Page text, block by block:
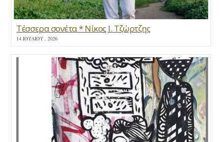
Τέσσερα σονέτα * Νίκος Ι. Τζώρτζης
14 ΙΟΥΛΊΟΥ , 2026